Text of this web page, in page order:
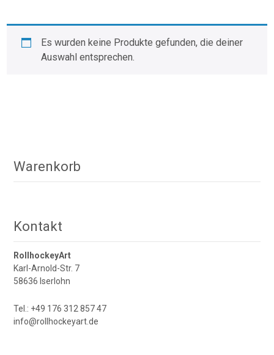
Es wurden keine Produkte gefunden, die deiner
Auswahl entsprechen.
Warenkorb
Kontakt
RollhockeyArt
Karl-Arnold-Str. 7
58636 Iserlohn
Tel.: +49 176 312 857 47
info@rollhockeyart.de